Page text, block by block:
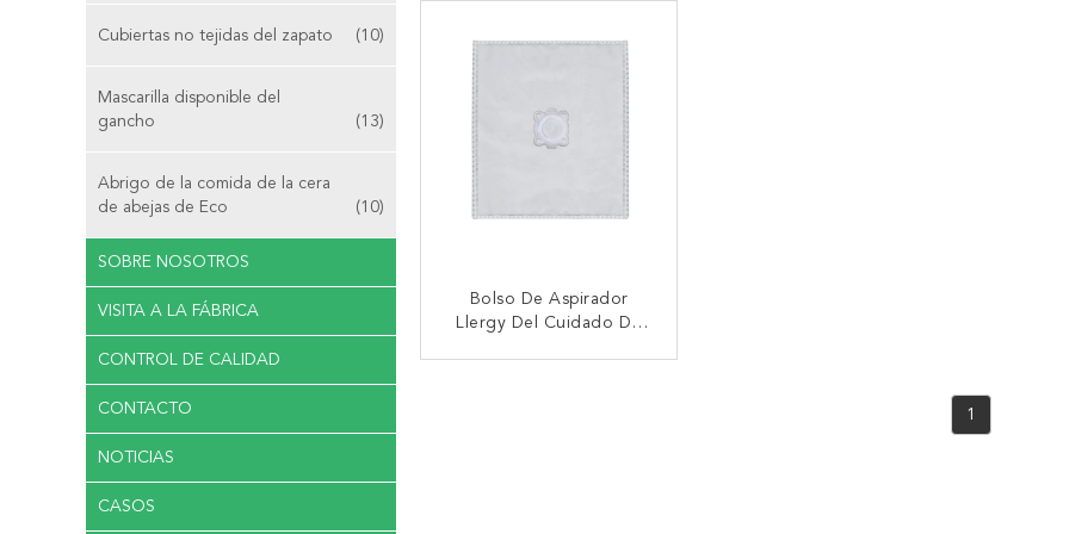
Cubiertas no tejidas del zapato (10)
Mascarilla disponible del
gancho
(13)
Abrigo de la comida de la cera
de abejas de Eco
(10)
SOBRE NOSOTROS
VISITA A LA FÁBRICA
CONTROL DE CALIDAD
CONTACTO
NOTICIAS
CASOS
Bolso De Aspirador
Llergy Del Cuidado De
1